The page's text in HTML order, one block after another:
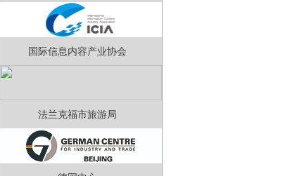
国际信息内容产业协会
法兰克福市旅游局